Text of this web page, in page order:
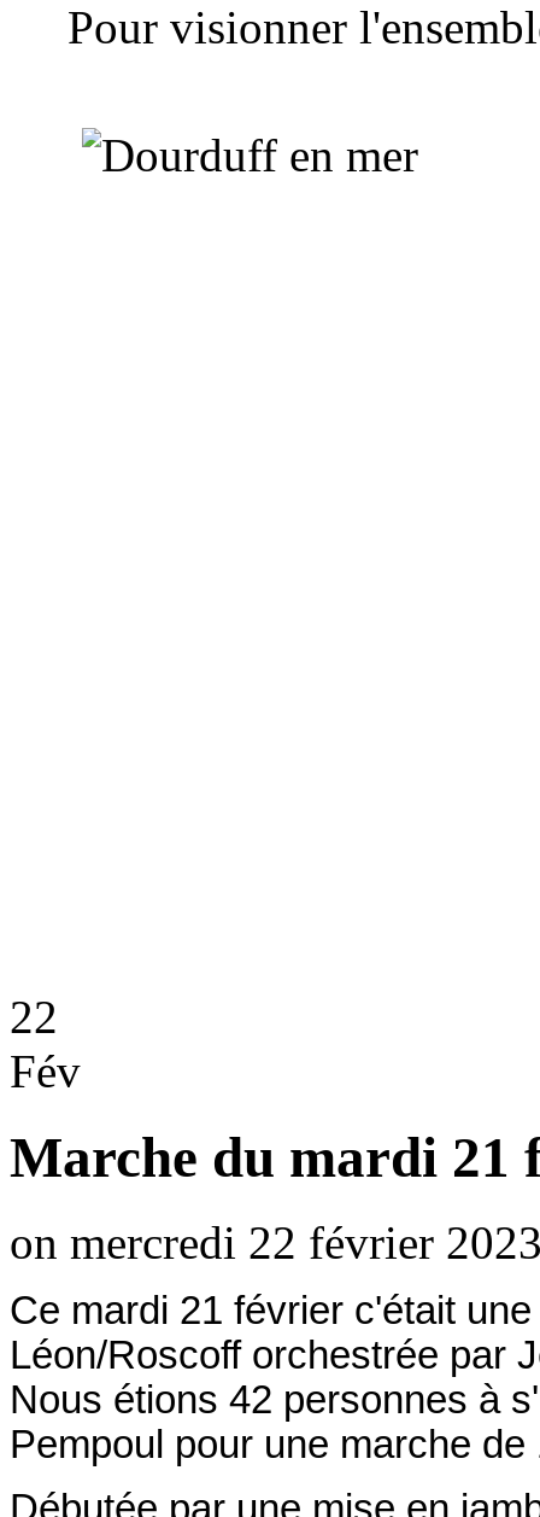
Pour visionner
22
Fév
Marche du mardi 21
on mercredi 22 février
Ce mardi 21 février c'était
Léon/Roscoff orchestrée par
Nous étions 42 personnes à
Pempoul pour une marche de